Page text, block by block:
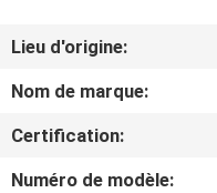
A
PROPOS
NOUS
Lieu d'origine:
Nom de marque:
Certification:
Numéro de modèle: